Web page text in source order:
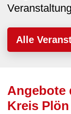
Alle
Angebote
Kreis Plön